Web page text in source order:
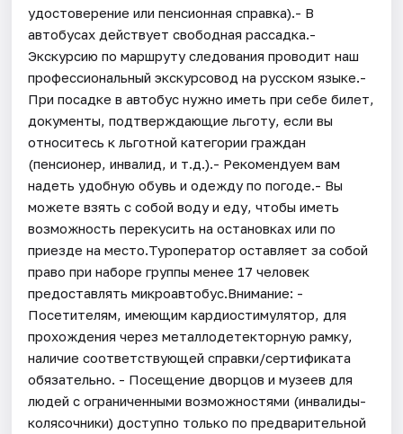
удостоверение или пенсионная справка).- В
автобусах действует свободная рассадка.-
Экскурсию по маршруту следования проводит наш
профессиональный экскурсовод на русском языке.-
При посадке в автобус нужно иметь при себе билет,
документы, подтверждающие льготу, если вы
относитесь к льготной категории граждан
(пенсионер, инвалид, и т.д.).- Рекомендуем вам
надеть удобную обувь и одежду по погоде.- Вы
можете взять с собой воду и еду, чтобы иметь
возможность перекусить на остановках или по
приезде на место.Туроператор оставляет за собой
право при наборе группы менее 17 человек
предоставлять микроавтобус.Внимание: -
Посетителям, имеющим кардиостимулятор, для
прохождения через металлодетекторную рамку,
наличие соответствующей справки/сертификата
обязательно. - Посещение дворцов и музеев для
людей с ограниченными возможностями (инвалиды-
колясочники) доступно только по предварительной